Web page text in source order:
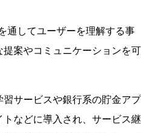
通してユーザーを理解する事
案やコミュニケーションを可
サービスや銀行系の貯金アプ
などに導入され、サービス継